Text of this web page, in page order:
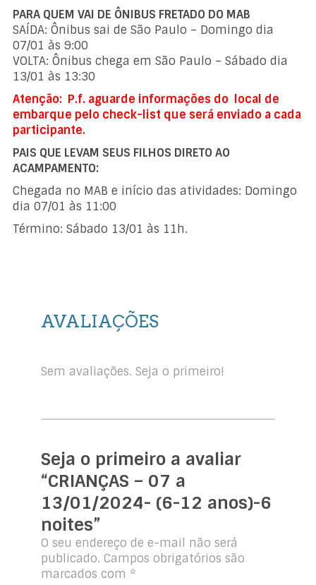
PARA QUEM VAI DE ÔNIBUS FRETADO DO MAB
SAÍDA: Ônibus sai de São Paulo – Domingo dia
07/01 às 9:00
VOLTA: Ônibus chega em São Paulo – Sábado dia
13/01 às 13:30
Atenção: P.f. aguarde informações do local de
embarque pelo check-list que será enviado a cada
participante.
PAIS QUE LEVAM SEUS FILHOS DIRETO AO
ACAMPAMENTO:
Chegada no MAB e início das atividades: Domingo
dia 07/01 às 11:00
Término: Sábado 13/01 às 11h.
AVALIAÇÕES
Sem avaliações. Seja o primeiro!
Seja o primeiro a avaliar
“CRIANÇAS – 07 a
13/01/2024- (6-12 anos)-6
noites”
O seu endereço de e-mail não será
publicado. Campos obrigatórios são
marcados com*